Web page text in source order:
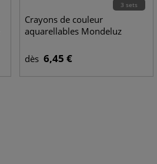
3 sets
Crayons de couleur
aquarellables Mondeluz
dès 6,45 €